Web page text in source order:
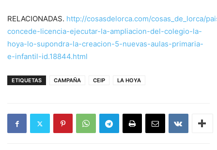
RELACIONADAS. http://cosasdelorca.com/cosas_de_lorca/
concede-licencia-ejecutar-la-ampliacion-del-colegio-la-
hoya-lo-supondra-la-creacion-5-nuevas-aulas-primaria-
e-infantil-id.18844.html
ETIQUETAS CAMPAÑA CEIP LA HOYA